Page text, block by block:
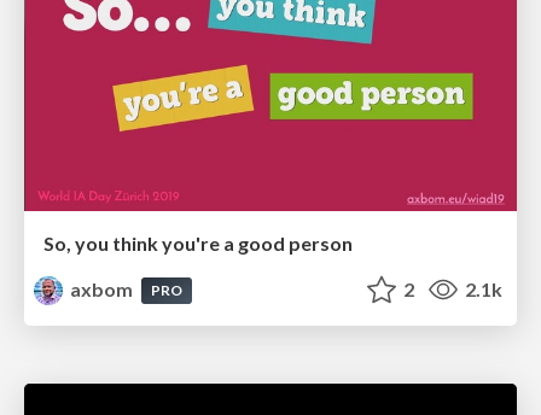
So, you think you're a good person
axbom
PRO 2 2.1k